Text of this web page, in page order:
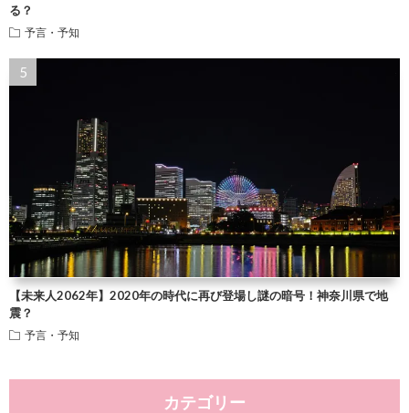
る？
予言・予知
【未来人2062年】2020年の時代に再び登場し謎の暗号！神奈川県で地
震？
予言・予知
カテゴリー